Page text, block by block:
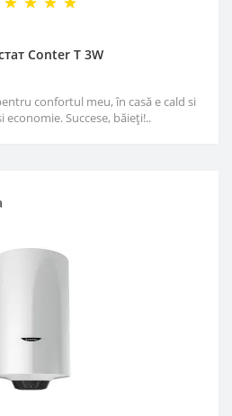
Conter T 3W
confortul meu, în casă e cald si
economie. Succese, băieți!..